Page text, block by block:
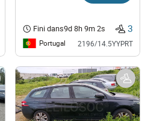
Fini dans9d 8h 9m 1s 3
Portugal 2196/14.5YYPRT